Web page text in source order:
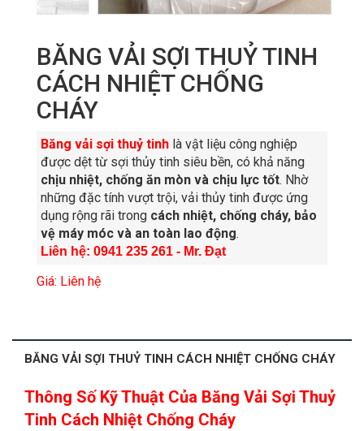
BĂNG VẢI SỢI THUỶ TINH
CÁCH NHIỆT CHỐNG
CHÁY
Băng vải sợi thuỷ tinh là vật liệu công nghiệp
được dệt từ sợi thủy tinh siêu bền, có khả năng
chịu nhiệt, chống ăn mòn và chịu lực tốt. Nhờ
những đặc tính vượt trội, vải thủy tinh được ứng
dụng rộng rãi trong cách nhiệt, chống cháy, bảo
vệ máy móc và an toàn lao động.
Liên hệ: 0941 235 261 - Mr. Đạt
Giá: Liên hệ
BĂNG VẢI SỢI THUỶ TINH CÁCH NHIỆT CHỐNG CHÁY
Thông Số Kỹ Thuật Của Băng Vải Sợi Thuỷ
Tinh Cách Nhiệt Chống Cháy